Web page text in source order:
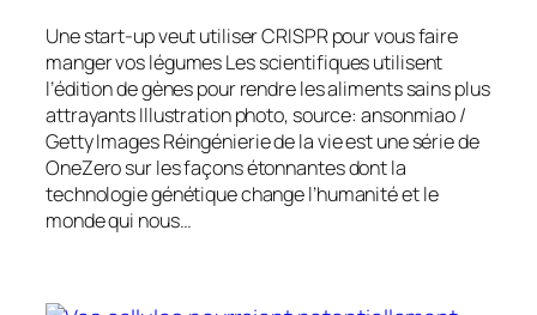
Une start-up veut utiliser CRISPR pour vous faire
manger vos légumes Les scientifiques utilisent
l’édition de gènes pour rendre les aliments sains plus
attrayants Illustration photo, source: ansonmiao /
Getty Images Réingénierie de la vie est une série de
OneZero sur les façons étonnantes dont la
technologie génétique change l’humanité et le
monde qui nous…